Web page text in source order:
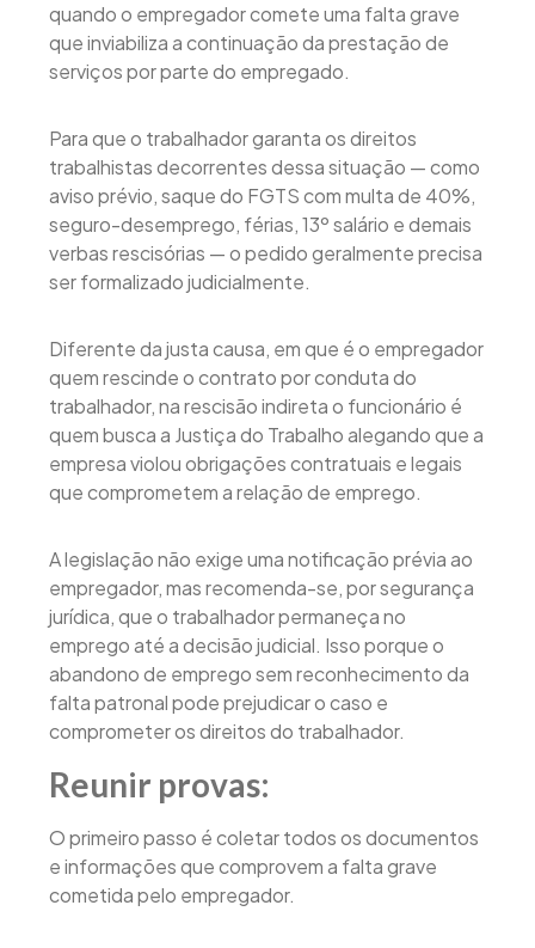
quando o empregador comete uma falta grave
que inviabiliza a continuação da prestação de
serviços por parte do empregado.
Para que o trabalhador garanta os direitos
trabalhistas decorrentes dessa situação — como
aviso prévio, saque do FGTS com multa de 40%,
seguro-desemprego, férias, 13º salário e demais
verbas rescisórias — o pedido geralmente precisa
ser formalizado judicialmente.
Diferente da justa causa, em que é o empregador
quem rescinde o contrato por conduta do
trabalhador, na rescisão indireta o funcionário é
quem busca a Justiça do Trabalho alegando que a
empresa violou obrigações contratuais e legais
que comprometem a relação de emprego.
A legislação não exige uma notificação prévia ao
empregador, mas recomenda-se, por segurança
jurídica, que o trabalhador permaneça no
emprego até a decisão judicial. Isso porque o
abandono de emprego sem reconhecimento da
falta patronal pode prejudicar o caso e
comprometer os direitos do trabalhador.
Reunir provas:
O primeiro passo é coletar todos os documentos
e informações que comprovem a falta grave
cometida pelo empregador.